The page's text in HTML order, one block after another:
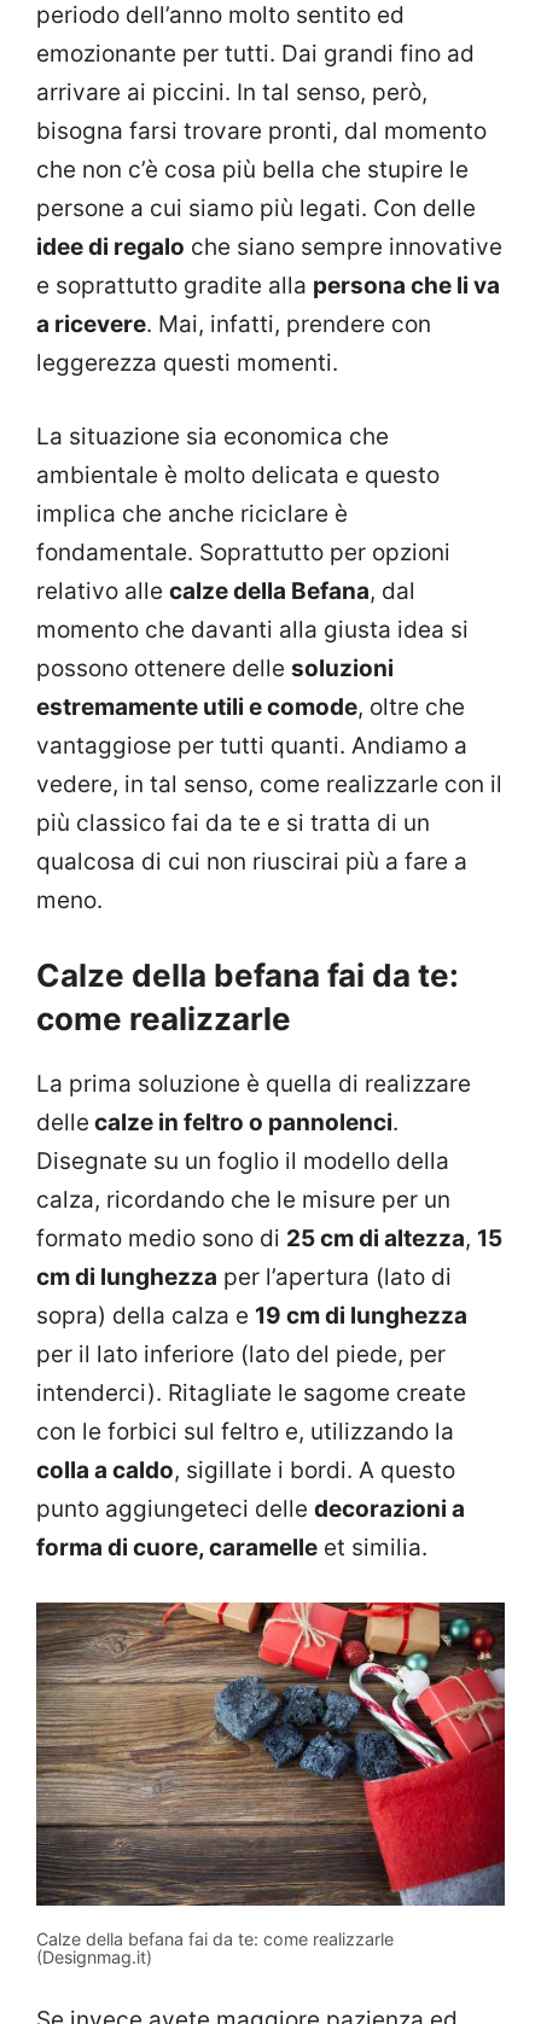
periodo dell’anno molto sentito ed
emozionante per tutti. Dai grandi fino ad
arrivare ai piccini. In tal senso, però,
bisogna farsi trovare pronti, dal momento
che non c’è cosa più bella che stupire le
persone a cui siamo più legati. Con delle
idee di regalo che siano sempre innovative
e soprattutto gradite alla persona che li va
a ricevere. Mai, infatti, prendere con
leggerezza questi momenti.
La situazione sia economica che
ambientale è molto delicata e questo
implica che anche riciclare è
fondamentale. Soprattutto per opzioni
relativo alle calze della Befana, dal
momento che davanti alla giusta idea si
possono ottenere delle soluzioni
estremamente utili e comode, oltre che
vantaggiose per tutti quanti. Andiamo a
vedere, in tal senso, come realizzarle con il
più classico fai da te e si tratta di un
qualcosa di cui non riuscirai più a fare a
meno.
Calze della befana fai da te:
come realizzarle
La prima soluzione è quella di realizzare
delle calze in feltro o pannolenci.
Disegnate su un foglio il modello della
calza, ricordando che le misure per un
formato medio sono di 25 cm di altezza, 15
cm di lunghezza per l’apertura (lato di
sopra) della calza e 19 cm di lunghezza
per il lato inferiore (lato del piede, per
intenderci). Ritagliate le sagome create
con le forbici sul feltro e, utilizzando la
colla a caldo, sigillate i bordi. A questo
punto aggiungeteci delle decorazioni a
forma di cuore, caramelle et similia.
Calze della befana fai da te: come realizzarle
(Designmag.it)